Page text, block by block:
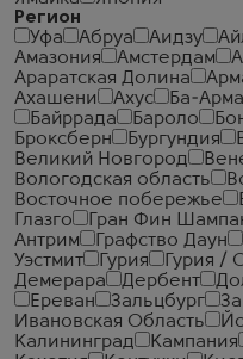
Регион
Уфа
Абруа Аидзу
Амазония
Амстердам
Араратская Долина
Ахашени
Ахус Ба-
Байррада
Бароло
Броксберн
Бургундия
Великий Новгород
Вологодская область
Восточное побережье
Глазго
Гран Фин
Антрим
Графство Даун
Уэстмит
Гурия Гурия /
Демерара
Дербент
Ереван
Зальцбург
Ивановская Область
Калининград
Кампания